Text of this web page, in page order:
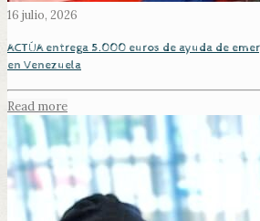
16 julio, 2026
ACTÚA entrega 5.000 euros de ayuda de
en Venezuela
Read more